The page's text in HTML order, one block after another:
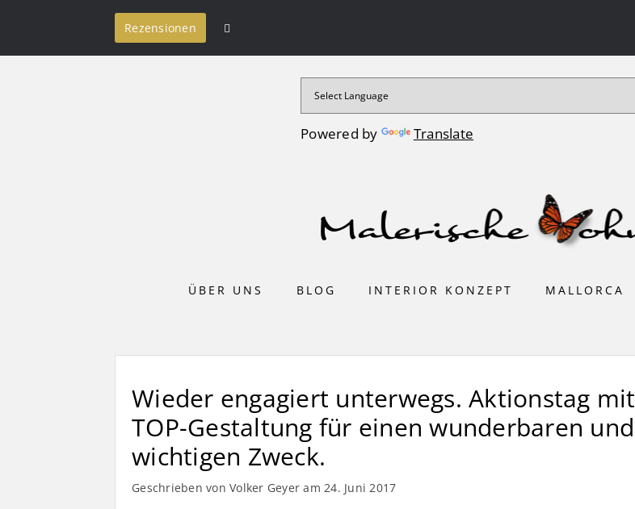
Powered by Translate
Rezensionen
ÜBER UNS BLOG INTERIOR KONZEPT MALLORCA
Wieder engagiert unterwegs. Aktionstag mit
TOP-Gestaltung für einen wunderbaren und
wichtigen Zweck.
Geschrieben von Volker Geyer am 24. Juni 2017